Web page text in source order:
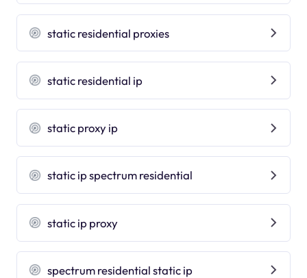
static residential proxies
static residential ip
static proxy ip
static ip spectrum residential
static ip proxy
spectrum residential static ip